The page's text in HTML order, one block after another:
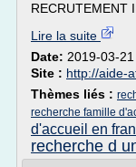
RECRUTEMENT
Lire la suite
Date: 2019-03-
Site : http://aide-
Thèmes liés :
recherche famille
d'accueil en
recherche d